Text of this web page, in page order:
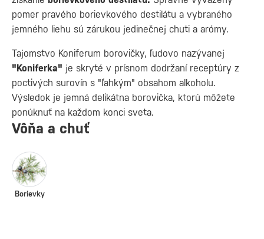
pomer pravého borievkového destilátu a vybraného
jemného liehu sú zárukou jedinečnej chuti a arómy.
Tajomstvo Koniferum borovičky, ľudovo nazývanej
"Koniferka" je skryté v prísnom dodržaní receptúry z
poctivých surovín s "ľahkým" obsahom alkoholu.
Výsledok je jemná delikátna borovička, ktorú môžete
ponúknuť na každom konci sveta.
Vôňa a chuť
Borievky